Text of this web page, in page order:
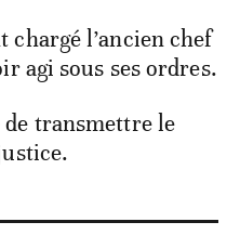
l’ancien chef
agi sous ses ordres.
de transmettre le